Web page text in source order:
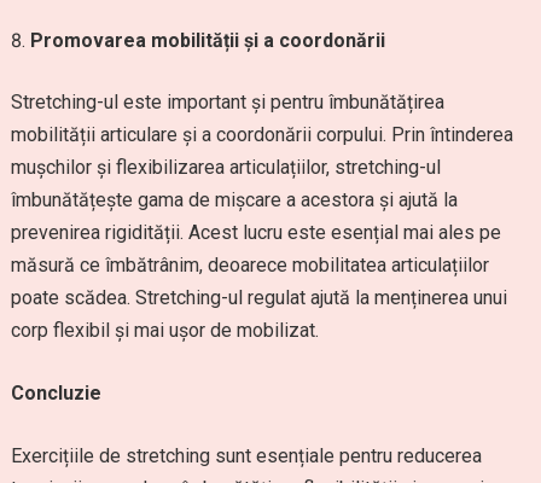
Promovarea mobilității și a coordonării
Stretching-ul este important și pentru îmbunătățirea
mobilității articulare și a coordonării corpului. Prin întinderea
mușchilor și flexibilizarea articulațiilor, stretching-ul
îmbunătățește gama de mișcare a acestora și ajută la
prevenirea rigidității. Acest lucru este esențial mai ales pe
măsură ce îmbătrânim, deoarece mobilitatea articulațiilor
poate scădea. Stretching-ul regulat ajută la menținerea unui
corp flexibil și mai ușor de mobilizat.
Concluzie
Exercițiile de stretching sunt esențiale pentru reducerea